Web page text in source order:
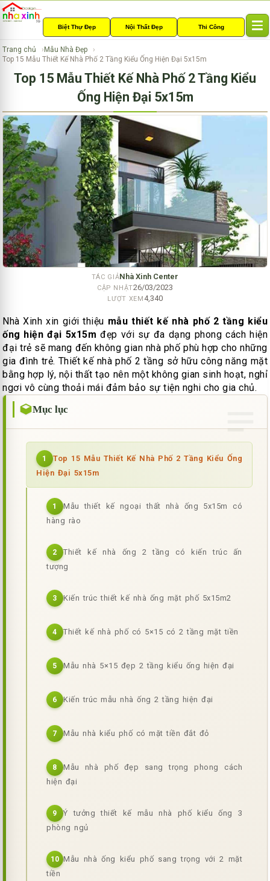
Biệt Thự Đẹp Nội Thất Đẹp Thi Công
l
a
n
Trang chủ
Mẫu Nhà Đẹp
Top 15 Mẫu Thiết Kế Nhà Phố 2 Tầng Kiểu Ống Hiện Đại 5x15m
Top 15 Mẫu Thiết Kế Nhà Phố 2 Tầng Kiểu
Ống Hiện Đại 5x15m
TÁC GIẢNhà Xinh Center
CẬP NHẬT26/03/2023
LƯỢT XEM 4,340
Nhà Xinh xin giới thiệu mẫu thiết kế nhà phố 2 tầng kiểu
ống hiện đại 5x15m đẹp với sự đa dạng phong cách hiện
đại trẻ sẽ mang đến không gian nhà phố phù hợp cho những
gia đình trẻ. Thiết kế nhà phố 2 tầng sở hữu công năng mặt
bằng hợp lý, nội thất tạo nên một không gian sinh hoạt, nghỉ
ngơi vô cùng thoải mái đảm bảo sự tiện nghi cho gia chủ.
Mục lục
1
Top 15 Mẫu Thiết Kế Nhà Phố 2 Tầng Kiểu Ống
Hiện Đại 5x15m
1
Mẫu thiết kế ngoại thất nhà ống 5x15m có
hàng rào
2
Thiết kế nhà ống 2 tầng có kiến trúc ấn
tượng
3 Kiến trúc thiết kế nhà ống mặt phố 5x15m2
4 Thiết kế nhà phố có 5×15 có 2 tầng mặt tiền
5 Mẫu nhà 5×15 đẹp 2 tầng kiểu ống hiện đại
6 Kiến trúc mẫu nhà ống 2 tầng hiện đại
7 Mẫu nhà kiểu phố có mặt tiền đắt đỏ
8
Mẫu nhà phố đẹp sang trọng phong cách
hiện đại
9
Ý tưởng thiết kế mẫu nhà phố kiểu ống 3
phòng ngủ
10 Mẫu nhà ống kiểu phố sang trọng với 2 mặt
tiền